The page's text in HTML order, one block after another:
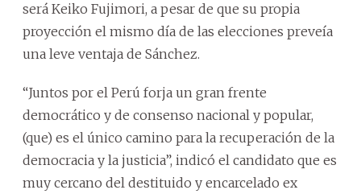
será Keiko Fujimori, a pesar de que su propia
proyección el mismo día de las elecciones preveía
una leve ventaja de Sánchez.
“Juntos por el Perú forja un gran frente
democrático y de consenso nacional y popular,
(que) es el único camino para la recuperación de la
democracia y la justicia”, indicó el candidato que es
muy cercano del destituido y encarcelado ex